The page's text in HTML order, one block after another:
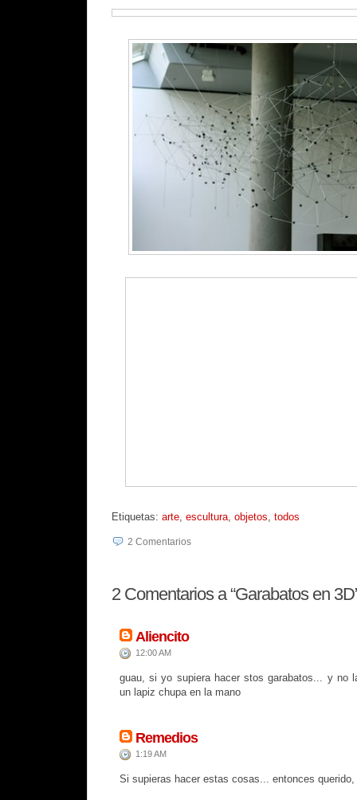
Etiquetas: arte escultura objetos todos
2 Comentarios
2 Comentarios a “Garabatos en
Aliencito
12:00 AM
guau, si yo supiera hacer stos garabatos... y no
un lapiz chupa en la mano
Remedios
1:19 AM
Si supieras hacer estas cosas... entonces